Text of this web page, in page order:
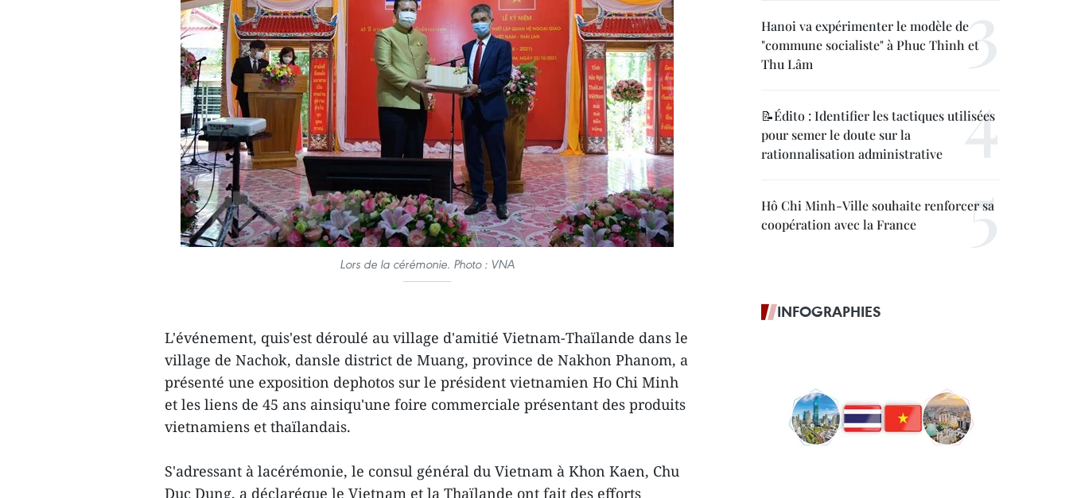
Lors de la cérémonie. Photo : VNA
L'événement, quis'est déroulé au village d'amitié Vietnam-Thaïlande dans le
village de Nachok, dansle district de Muang, province de Nakhon Phanom, a
présenté une exposition dephotos sur le président vietnamien Ho Chi Minh
et les liens de 45 ans ainsiqu'une foire commerciale présentant des produits
vietnamiens et thaïlandais.
S'adressant à lacérémonie, le consul général du Vietnam à Khon Kaen, Chu
Duc Dung, a déclaréque le Vietnam et la Thaïlande ont fait des efforts
Hanoi va expérimenter le modèle de
"commune socialiste" à Phuc Thinh et
Thu Lâm
📝Édito : Identifier les tactiques utilisées
pour semer le doute sur la
rationnalisation administrative
Hô Chi Minh-Ville souhaite renforcer sa
coopération avec la France
INFOGRAPHIES